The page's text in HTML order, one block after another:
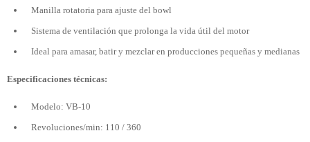
Manilla rotatoria para ajuste del bowl
Sistema de ventilación que prolonga la vida útil del motor
Ideal para amasar, batir y mezclar en producciones pequeñas y medianas
Especificaciones técnicas:
Modelo: VB-10
Revoluciones/min: 110 / 360